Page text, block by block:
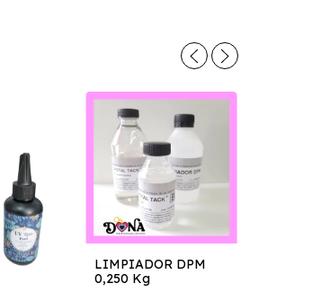
LIMPIADOR DPM
0,250 Kg